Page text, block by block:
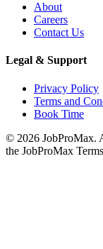
About
Careers
Contact Us
Legal & Support
Privacy Policy
Terms and
Book Time
© 2026 JobProMax.
the JobProMax